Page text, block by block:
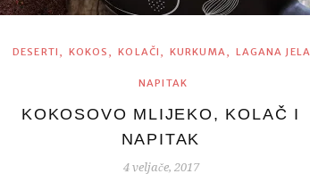
DESERTI , KOKOS , KOLAČI , KURKUMA , LAGANA JELA
NAPITAK
KOKOSOVO MLIJEKO, KOLAČ I
NAPITAK
4 veljače, 2017